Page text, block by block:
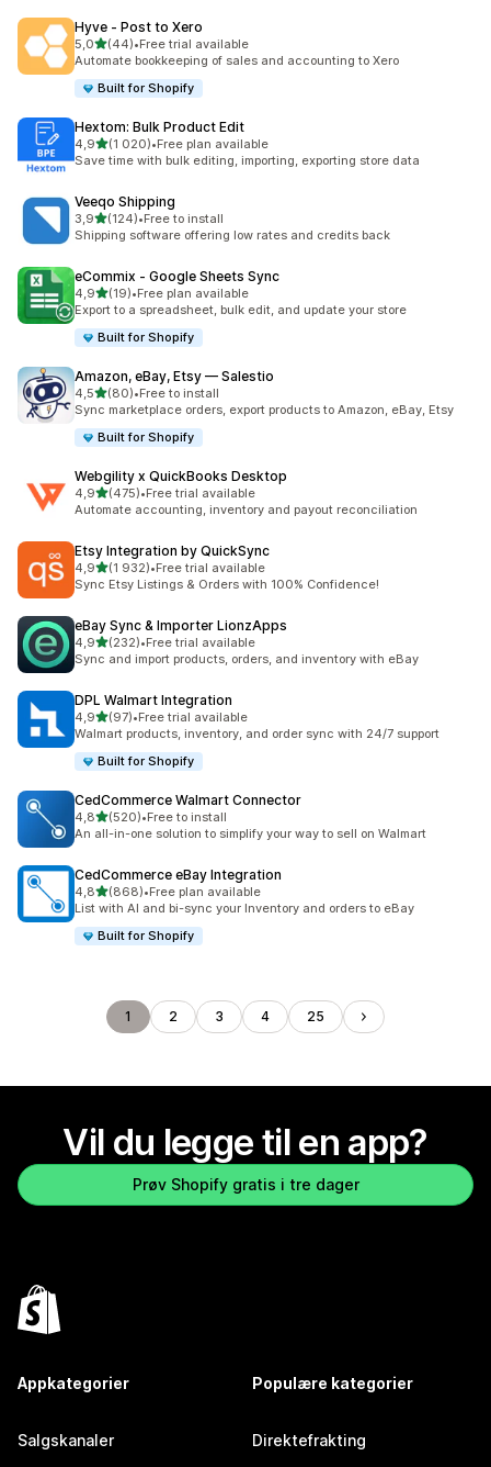
Hyve ‑ Post to Xero
5,0av 5 stjerner
(44)
Totalt 44 omtaler
•Free trial available
Automate bookkeeping of sales and accounting to Xero
Built for Shopify
Hextom: Bulk Product Edit
4,9av 5 stjerner
(1 020)
Totalt 1020 omtaler
•Free plan available
Save time with bulk editing, importing, exporting store data
Veeqo Shipping
3,9av 5 stjerner
(124)
Totalt 124 omtaler
•Free to install
Shipping software offering low rates and credits back
eCommix ‑ Google Sheets Sync
4,9av 5 stjerner
(19)
Totalt 19 omtaler
•Free plan available
Export to a spreadsheet, bulk edit, and update your store
Built for Shopify
Amazon, eBay, Etsy — Salestio
4,5av 5 stjerner
(80)
Totalt 80 omtaler
•Free to install
Sync marketplace orders, export products to Amazon, eBay, Etsy
Built for Shopify
Webgility x QuickBooks Desktop
4,9av 5 stjerner
(475)
Totalt 475 omtaler
•Free trial available
Automate accounting, inventory and payout reconciliation
Etsy Integration by QuickSync
4,9av 5 stjerner
(1 932)
Totalt 1932 omtaler
•Free trial available
Sync Etsy Listings & Orders with 100% Confidence!
eBay Sync & Importer LionzApps
4,9av 5 stjerner
(232)
Totalt 232 omtaler
•Free trial available
Sync and import products, orders, and inventory with eBay
DPL Walmart Integration
4,9av 5 stjerner
(97)
Totalt 97 omtaler
•Free trial available
Walmart products, inventory, and order sync with 24/7 support
Built for Shopify
CedCommerce Walmart Connector
4,8av 5 stjerner
(520)
Totalt 520 omtaler
•Free to install
An all-in-one solution to simplify your way to sell on Walmart
CedCommerce eBay Integration
4,8av 5 stjerner
(868)
Totalt 868 omtaler
•Free plan available
List with AI and bi-sync your Inventory and orders to eBay
Built for Shopify
1 2 3 4 25
Vil du legge til en app?
Prøv Shopify gratis i tre dager
Appkategorier
Salgskanaler
Populære kategorier
Direktefrakting